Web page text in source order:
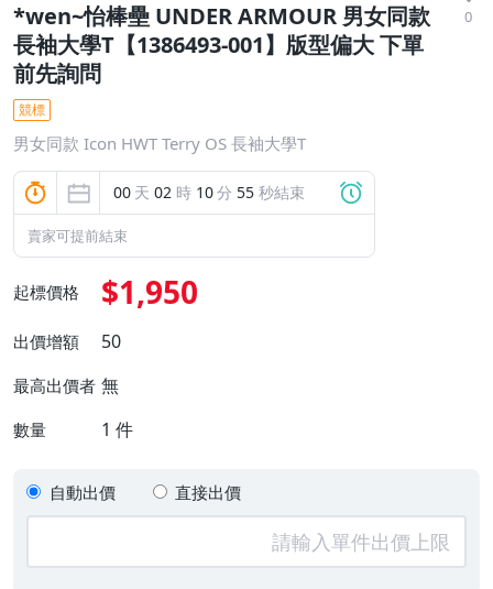
*wen~怡棒壘 UNDER ARMOUR 男女同款
長袖大學T【1386493-001】版型偏大 下單
前先詢問
0
競標
男女同款 Icon HWT Terry OS 長袖大學T
00 天 02 時 10分 54 秒結束
賣家可提前結束
起標價格 $1,950
出價增額 50
最高出價者 無
數量 1 件
自動出價 直接出價